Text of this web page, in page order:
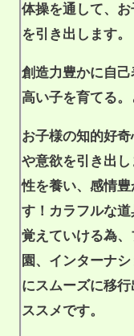
体操を通して、
を引き出します。
創造力豊かに自
高い子を育てる。
お子様の知的好
や意欲を引き出
性を養い、感情
す！カラフルな
覚えていける為
園、インターナ
にスムーズに移
ススメです。